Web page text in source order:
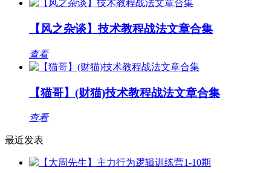
【风之杂谈】技术教程战法文章合集
查看
【猫哥】(财猫)技术教程战法文章合集
查看
最近发表